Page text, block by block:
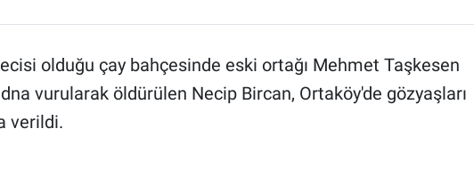
olduğu çay bahçesinde eski ortağı Mehmet Taşkesen
vurularak öldürülen Necip Bircan, Ortaköy'de gözyaşları
verildi.